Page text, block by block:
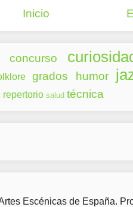
Inicio
concurso
grados humor
repertorio salud técnica
Escénicas de España.